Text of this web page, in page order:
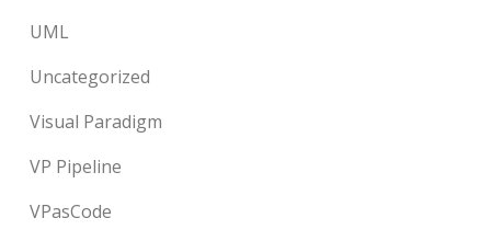
UML
Uncategorized
Visual Paradigm
VP Pipeline
VPasCode